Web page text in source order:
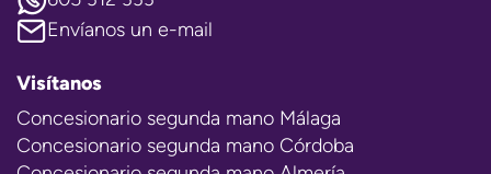
Envíanos un e-mail
Visítanos
Concesionario segunda mano Málaga
Concesionario segunda mano Córdoba